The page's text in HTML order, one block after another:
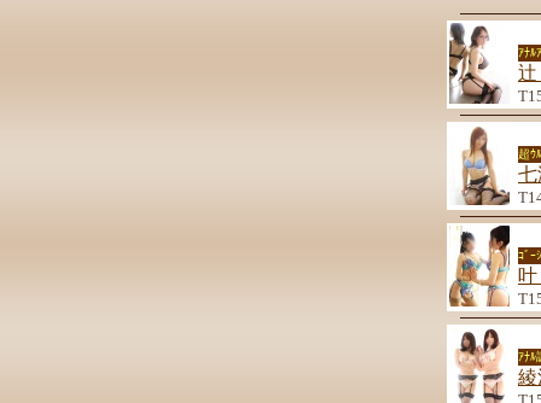
ｱﾅﾙ
辻
超ｳ
七
ｺﾞｰ
ｱﾅﾙ
綾